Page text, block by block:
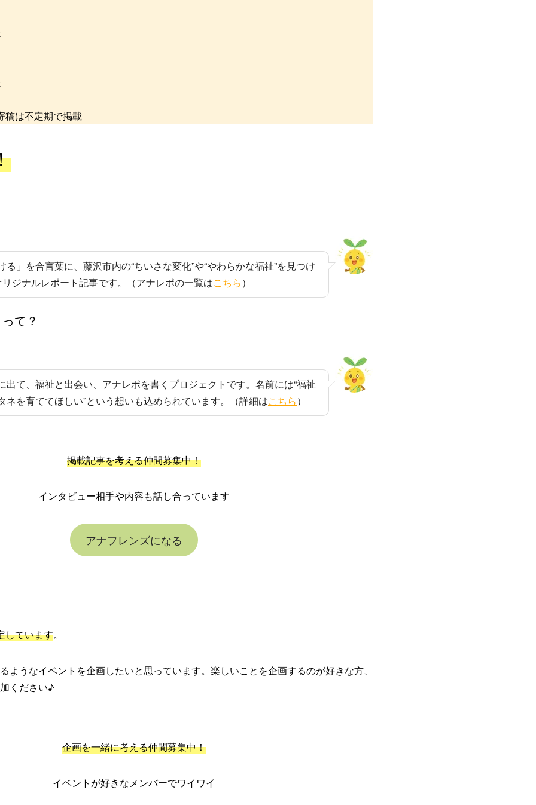
稿は不定期で掲載
る」を合言葉に、藤沢市内の“ちいさな変化”や“やわらかな福祉”を見つけ
ジナルレポート記事です。（アナレポの一覧はこちら）
て？
出て、福祉と出会い、アナレポを書くプロジェクトです。名前には“福祉
ネを育ててほしい”という想いも込められています。（詳細はこちら）
掲載記事を考える仲間募集中！
インタビュー相手や内容も話し合っています
アナフレンズになる
しています。
ようなイベントを企画したいと思っています。楽しいことを企画するのが好きな方、
ください♪
企画を一緒に考える仲間募集中！
イベントが好きなメンバーでワイワイ